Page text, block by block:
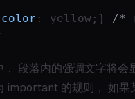
color : yellow;}
/*
段落内的强调文字将会
important 的规则， 如果